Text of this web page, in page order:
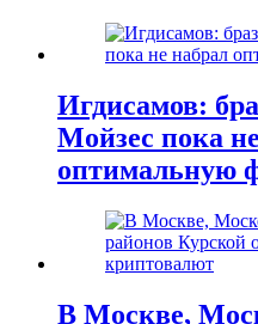
Игдисамов:
Мойзес пока
оптимальную
В Москве,